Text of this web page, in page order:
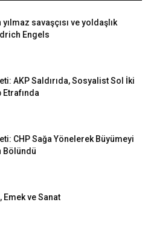
yılmaz savaşçısı ve yoldaşlık
Engels
AKP Saldırıda, Sosyalist Sol İki
Etrafında
CHP Sağa Yönelerek Büyümeyi
Bölündü
Emek ve Sanat